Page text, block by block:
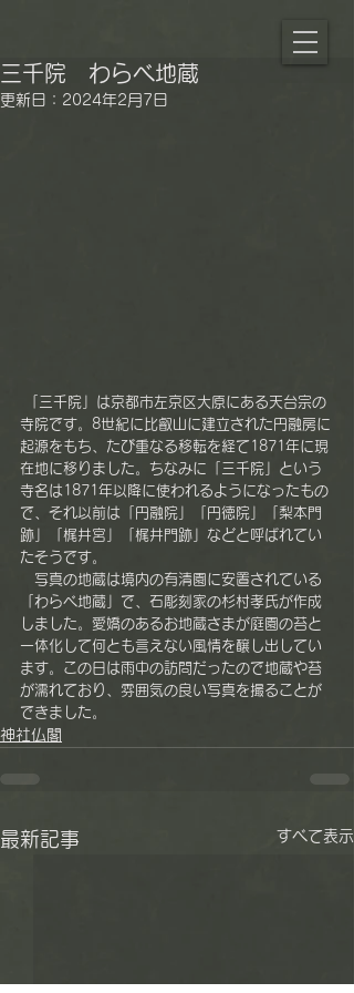
三千院 わらべ地蔵
更新日： 2024年2月7日
寺院です。8世紀に比叡山に建立された円融房に
起源をもち、たび重なる移転を経て1871年に現
在地に移りました。ちなみに「三千院」という
寺名は1871年以降に使われるようになったもの
で、それ以前は「円融院」「円徳院」「梨本門
跡」「梶井宮」「梶井門跡」などと呼ばれてい
たそうです。
写真の地蔵は境内の有清園に安置されている
「わらべ地蔵」で、石彫刻家の杉村孝氏が作成
しました。愛嬌のあるお地蔵さまが庭園の苔と
一体化して何とも言えない風情を醸し出してい
ます。この日は雨中の訪問だったので地蔵や苔
が濡れており、雰囲気の良い写真を撮ることが
できました。
神社仏閣
最新記事 すべて表示